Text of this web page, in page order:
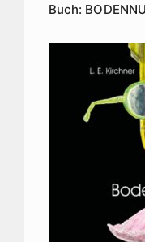
Buch: